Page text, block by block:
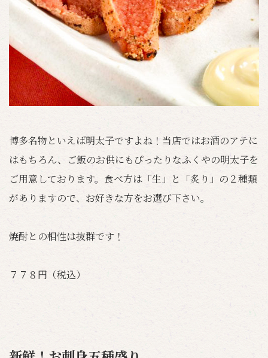
博多名物といえば明太子ですよね！当店ではお酒のアテに
はもちろん、ご飯のお供にもぴったりなふくやの明太子を
ご用意しております。食べ方は「生」と「炙り」の２種類
がありますので、お好きな方をお選び下さい。
焼酎との相性は抜群です！
７７８円（税込）